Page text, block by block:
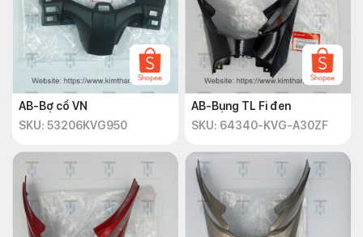
AB-Bợ cổ VN
SKU: 53206KVG950
AB-Bụng TL Fi đen
SKU: 64340-KVG-A30ZF